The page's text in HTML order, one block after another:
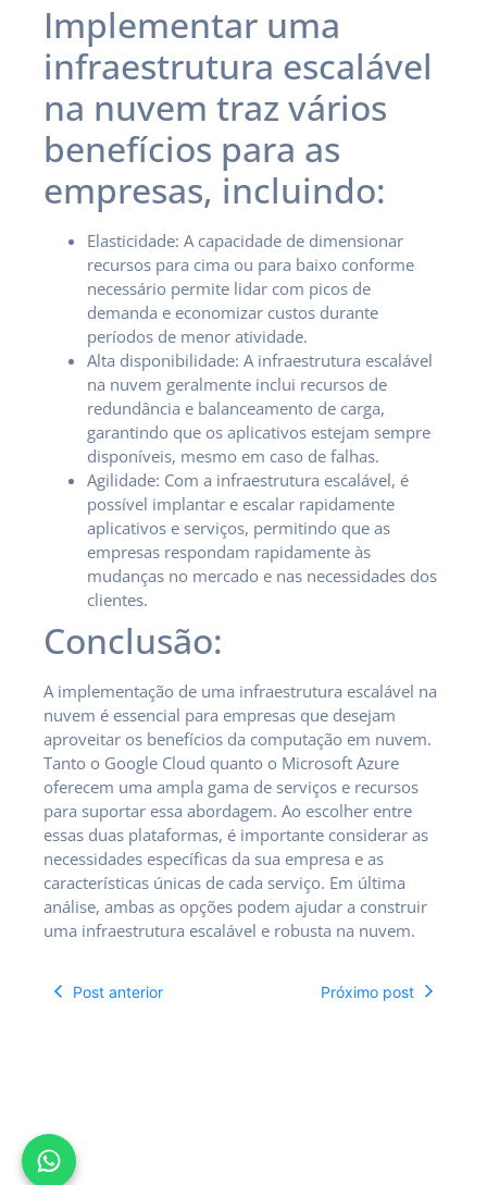
Implementar uma
infraestrutura escalável
na nuvem traz vários
benefícios para as
empresas, incluindo:
Elasticidade: A capacidade de dimensionar
recursos para cima ou para baixo conforme
necessário permite lidar com picos de
demanda e economizar custos durante
períodos de menor atividade.
Alta disponibilidade: A infraestrutura escalável
na nuvem geralmente inclui recursos de
redundância e balanceamento de carga,
garantindo que os aplicativos estejam sempre
disponíveis, mesmo em caso de falhas.
Agilidade: Com a infraestrutura escalável, é
possível implantar e escalar rapidamente
aplicativos e serviços, permitindo que as
empresas respondam rapidamente às
mudanças no mercado e nas necessidades dos
clientes.
Conclusão:
A implementação de uma infraestrutura escalável na
nuvem é essencial para empresas que desejam
aproveitar os benefícios da computação em nuvem.
Tanto o Google Cloud quanto o Microsoft Azure
oferecem uma ampla gama de serviços e recursos
para suportar essa abordagem. Ao escolher entre
essas duas plataformas, é importante considerar as
necessidades específicas da sua empresa e as
características únicas de cada serviço. Em última
análise, ambas as opções podem ajudar a construir
uma infraestrutura escalável e robusta na nuvem.
Post anterior Próximo post